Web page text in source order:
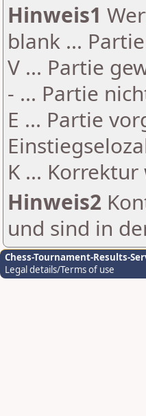
Hinweis1
blank ...
V ... Partie
- ... Partie
E ... Partie
K ...
Hinweis2
und sind in
Chess-Tournament-Results-
Legal details/Terms of use